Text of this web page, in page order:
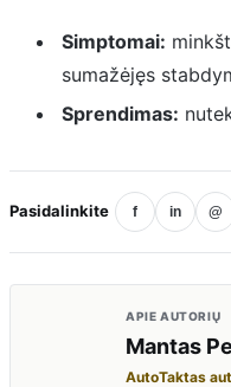
Simptomai:
sumažėjęs
Sprendimas:
Pasidalinkite f in @
APIE AUTORIŲ
Mantas
AutoTaktas